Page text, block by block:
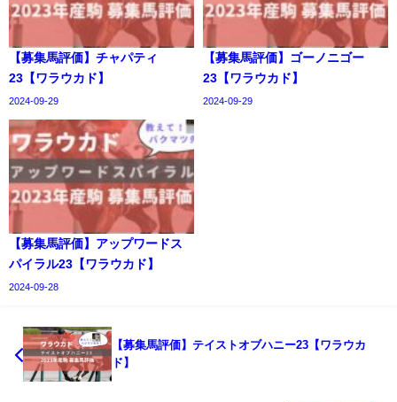
【募集馬評価】チャパティ
23【ワラウカド】
2024-09-29
【募集馬評価】ゴーノニゴー
23【ワラウカド】
2024-09-29
【募集馬評価】アップワードス
パイラル23【ワラウカド】
2024-09-28
【募集馬評価】テイストオブハニー23【ワラウカ
ド】